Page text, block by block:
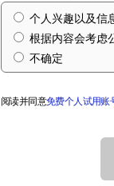
个人兴趣以及信
根据内容会考虑
不确定
阅读并同意免费个人试用账